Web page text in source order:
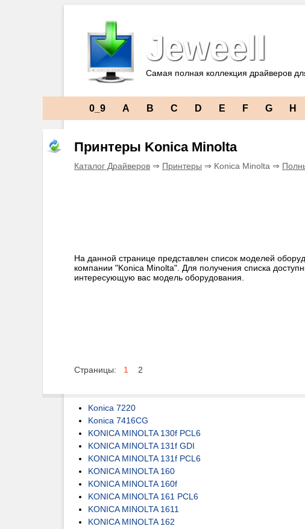
Jeweell
Самая полная коллекция драйверов
0_9 A B C D E F G H
Принтеры Konica Minolta
Каталог Драйверов ⇒ Принтеры ⇒ Konica Minolta ⇒
На данной странице представлен список моделей
компании "Konica Minolta". Для получения списка
интересующую вас модель оборудования.
Страницы: 1 2
Konica 7220
Konica 7416CG
KONICA MINOLTA 130f PCL6
KONICA MINOLTA 131f GDI
KONICA MINOLTA 131f PCL6
KONICA MINOLTA 160
KONICA MINOLTA 160f
KONICA MINOLTA 161 PCL6
KONICA MINOLTA 1611
KONICA MINOLTA 162